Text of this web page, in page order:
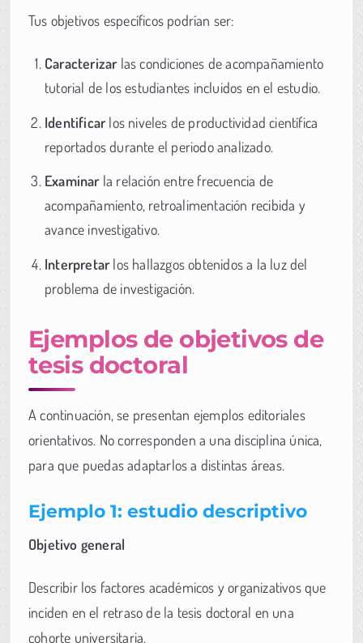
Tus objetivos específicos podrían ser:
Caracterizarlas condiciones de acompañamiento
tutorial de los estudiantes incluidos en el estudio.
Identificarlos niveles de productividad científica
reportados durante el periodo analizado.
Examinarla relación entre frecuencia de
acompañamiento, retroalimentación recibida y
avance investigativo.
Interpretarlos hallazgos obtenidos a la luz del
problema de investigación.
Ejemplos de objetivos de
tesis doctoral
A continuación, se presentan ejemplos editoriales
orientativos. No corresponden a una disciplina única,
para que puedas adaptarlos a distintas áreas.
Ejemplo 1: estudio descriptivo
Objetivo general
Describir los factores académicos y organizativos que
inciden en el retraso de la tesis doctoral en una
cohorte universitaria.